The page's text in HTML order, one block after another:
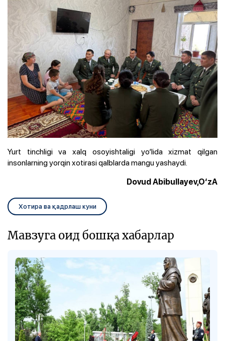
Yurt tinchligi va xalq osoyishtaligi yo‘lida xizmat qilgan
insonlarning yorqin xotirasi qalblarda mangu yashaydi.
Dovud Abibullayev,O‘zA
Хотира ва қадрлаш куни
Мавзуга оид бошқа хабарлар